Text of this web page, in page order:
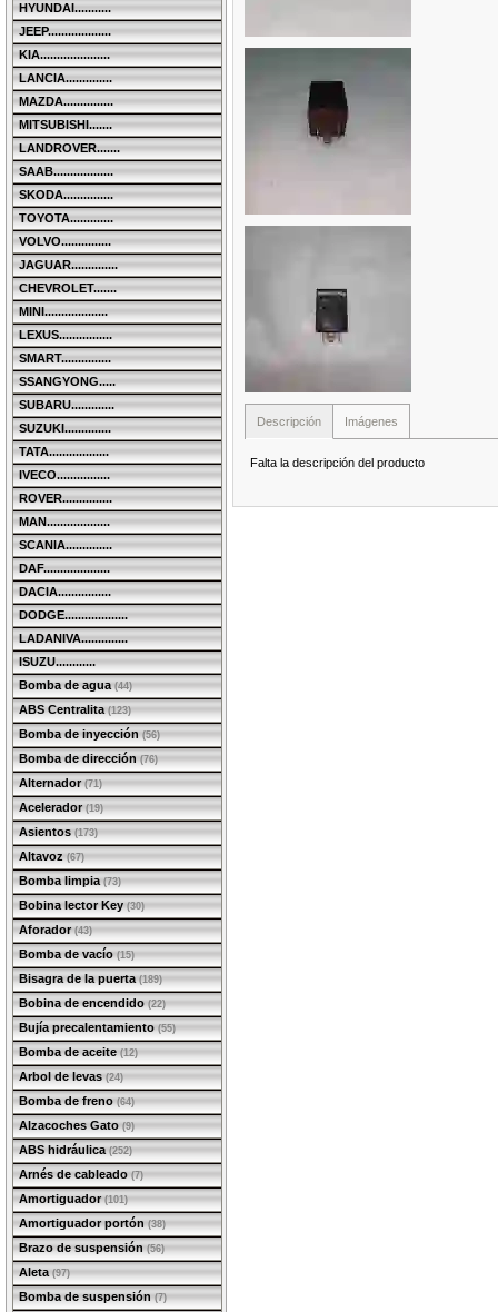
HYUNDAI...........
JEEP...................
KIA.....................
LANCIA..............
MAZDA...............
MITSUBISHI.......
LANDROVER.......
SAAB..................
SKODA...............
TOYOTA.............
VOLVO...............
JAGUAR..............
CHEVROLET.......
MINI...................
LEXUS................
SMART...............
SSANGYONG.....
SUBARU.............
SUZUKI..............
TATA..................
IVECO................
ROVER...............
MAN...................
SCANIA..............
DAF....................
DACIA................
DODGE...................
LADANIVA..............
ISUZU............
Bomba de agua (44)
ABS Centralita (123)
Bomba de inyección (56)
Bomba de dirección (76)
Alternador (71)
Acelerador (19)
Asientos (173)
Altavoz (67)
Bomba limpia (73)
Bobina lector Key (30)
Aforador (43)
Bomba de vacío (15)
Bisagra de la puerta (189)
Bobina de encendido (22)
Bujía precalentamiento (55)
Bomba de aceite (12)
Arbol de levas (24)
Bomba de freno (64)
Alzacoches Gato (9)
ABS hidráulica (252)
Arnés de cableado (7)
Amortiguador (101)
Amortiguador portón (38)
Brazo de suspensión (56)
Aleta (97)
Bomba de suspensión (7)
Descripción Imágenes
Falta la descripción del producto